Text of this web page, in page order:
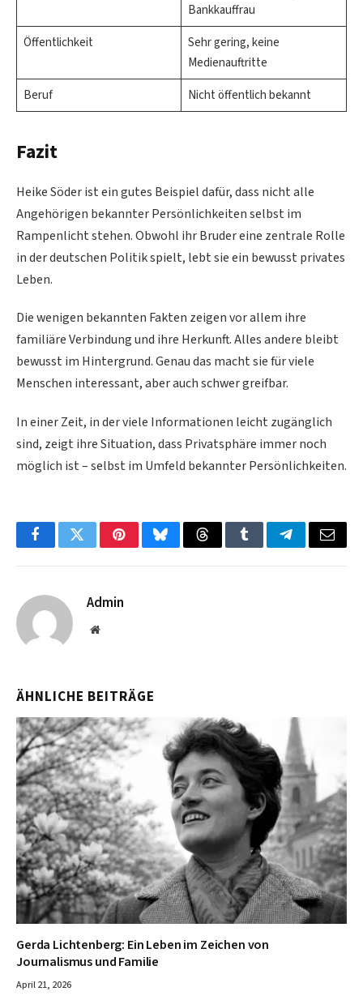
Bankkauffrau
Öffentlichkeit
Sehr gering, keine
Medienauftritte
Beruf
Nicht öffentlich bekannt
Fazit
Heike Söder ist ein gutes Beispiel dafür, dass nicht alle
Angehörigen bekannter Persönlichkeiten selbst im
Rampenlicht stehen. Obwohl ihr Bruder eine zentrale Rolle
in der deutschen Politik spielt, lebt sie ein bewusst privates
Leben.
Die wenigen bekannten Fakten zeigen vor allem ihre
familiäre Verbindung und ihre Herkunft. Alles andere bleibt
bewusst im Hintergrund. Genau das macht sie für viele
Menschen interessant, aber auch schwer greifbar.
In einer Zeit, in der viele Informationen leicht zugänglich
sind, zeigt ihre Situation, dass Privatsphäre immer noch
möglich ist – selbst im Umfeld bekannter Persönlichkeiten.
FacebookTwitterPinterestBlueskyThreadsTumblrTelegramEmail
Admin
Website
ÄHNLICHE BEITRÄGE
Gerda Lichtenberg: Ein Leben im Zeichen von
Journalismus und Familie
April 21, 2026